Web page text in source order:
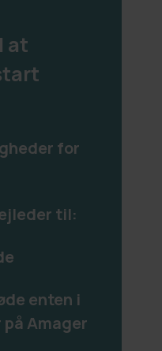
at
for
til:
enten i
Amager